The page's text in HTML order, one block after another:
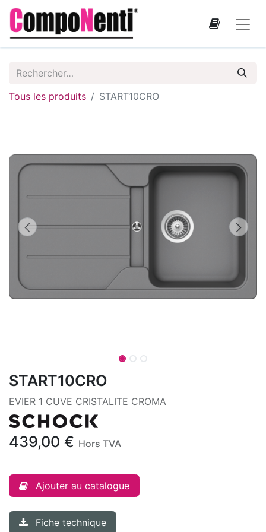
Tous les produits START10CRO
START10CRO
EVIER 1 CUVE CRISTALITE CROMA
439,00 € Hors TVA
Ajouter au catalogue
Fiche technique